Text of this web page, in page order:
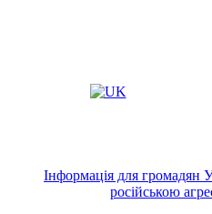
Інформація для громадян
російською